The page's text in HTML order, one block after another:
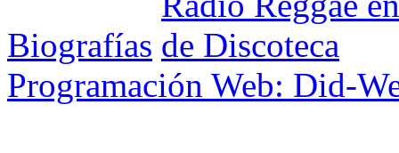
Biografías
Programación Web: Did-